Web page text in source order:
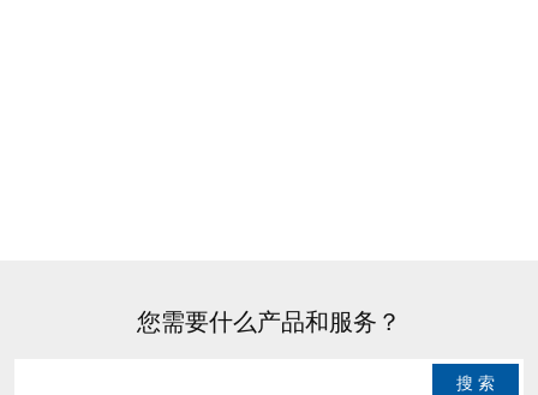
您需要什么产品和服务？
搜 索